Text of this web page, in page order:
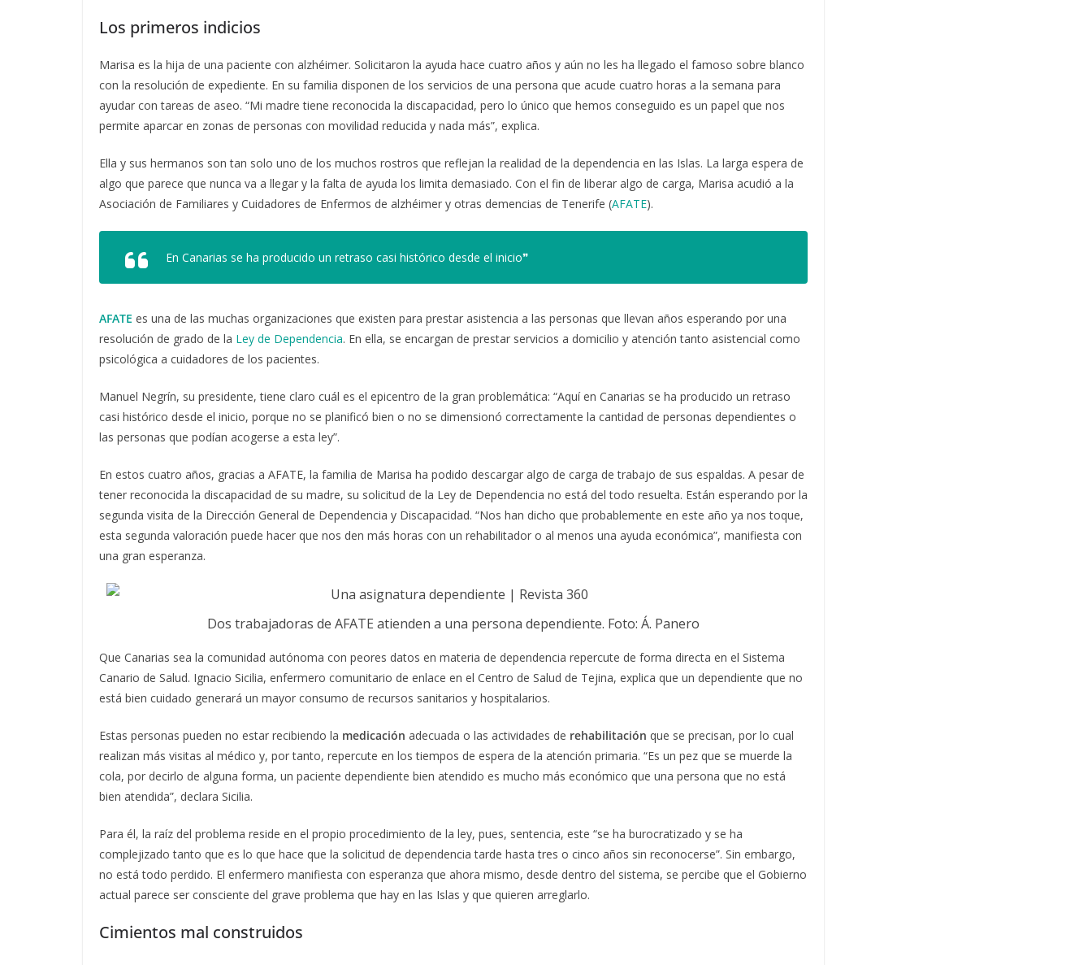
Los primeros indicios
Marisa es la hija de una paciente con alzhéimer. Solicitaron la ayuda hace cuatro años y aún no les ha llegado el famoso sobre blanco
con la resolución de expediente. En su familia disponen de los servicios de una persona que acude cuatro horas a la semana para
ayudar con tareas de aseo. “Mi madre tiene reconocida la discapacidad, pero lo único que hemos conseguido es un papel que nos
permite aparcar en zonas de personas con movilidad reducida y nada más”, explica.
Ella y sus hermanos son tan solo uno de los muchos rostros que reflejan la realidad de la dependencia en las Islas. La larga espera de
algo que parece que nunca va a llegar y la falta de ayuda los limita demasiado. Con el fin de liberar algo de carga, Marisa acudió a la
Asociación de Familiares y Cuidadores de Enfermos de alzhéimer y otras demencias de Tenerife (AFATE).
En Canarias se ha producido un retraso casi histórico desde el inicio❞
AFATE es una de las muchas organizaciones que existen para prestar asistencia a las personas que llevan años esperando por una
resolución de grado de la Ley de Dependencia. En ella, se encargan de prestar servicios a domicilio y atención tanto asistencial como
psicológica a cuidadores de los pacientes.
Manuel Negrín, su presidente, tiene claro cuál es el epicentro de la gran problemática: “Aquí en Canarias se ha producido un retraso
casi histórico desde el inicio, porque no se planificó bien o no se dimensionó correctamente la cantidad de personas dependientes o
las personas que podían acogerse a esta ley”.
En estos cuatro años, gracias a AFATE, la familia de Marisa ha podido descargar algo de carga de trabajo de sus espaldas. A pesar de
tener reconocida la discapacidad de su madre, su solicitud de la Ley de Dependencia no está del todo resuelta. Están esperando por la
segunda visita de la Dirección General de Dependencia y Discapacidad. “Nos han dicho que probablemente en este año ya nos toque,
esta segunda valoración puede hacer que nos den más horas con un rehabilitador o al menos una ayuda económica”, manifiesta con
una gran esperanza.
Dos trabajadoras de AFATE atienden a una persona dependiente. Foto: Á. Panero
Que Canarias sea la comunidad autónoma con peores datos en materia de dependencia repercute de forma directa en el Sistema
Canario de Salud. Ignacio Sicilia, enfermero comunitario de enlace en el Centro de Salud de Tejina, explica que un dependiente que no
está bien cuidado generará un mayor consumo de recursos sanitarios y hospitalarios.
Estas personas pueden no estar recibiendo la medicación adecuada o las actividades de rehabilitación que se precisan, por lo cual
realizan más visitas al médico y, por tanto, repercute en los tiempos de espera de la atención primaria. “Es un pez que se muerde la
cola, por decirlo de alguna forma, un paciente dependiente bien atendido es mucho más económico que una persona que no está
bien atendida”, declara Sicilia.
Para él, la raíz del problema reside en el propio procedimiento de la ley, pues, sentencia, este “se ha burocratizado y se ha
complejizado tanto que es lo que hace que la solicitud de dependencia tarde hasta tres o cinco años sin reconocerse”. Sin embargo,
no está todo perdido. El enfermero manifiesta con esperanza que ahora mismo, desde dentro del sistema, se percibe que el Gobierno
actual parece ser consciente del grave problema que hay en las Islas y que quieren arreglarlo.
Cimientos mal construidos